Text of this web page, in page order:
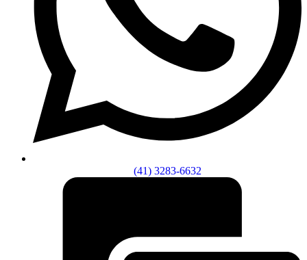
(41) 3283-6632